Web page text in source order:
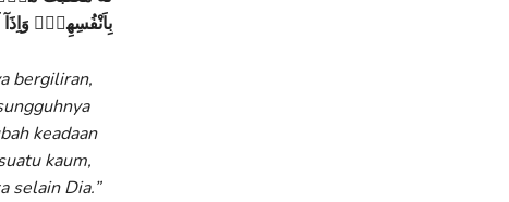
بِاَنْفُسِهِمْۗ وَاِذَآ
bergiliran,
keadaan
kaum,
selain Dia.”